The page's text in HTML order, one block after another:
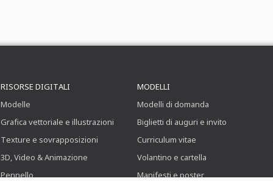
RISORSE DIGITALI
Modelle
Grafica vettoriale e illustrazioni
Texture e sovrapposizioni
3D, Video & Animazione
Pennello
MODELLI
Modelli di domanda
Biglietti di auguri e invito
Curriculum vitae
Volantino e cartella
Manifesti e poster